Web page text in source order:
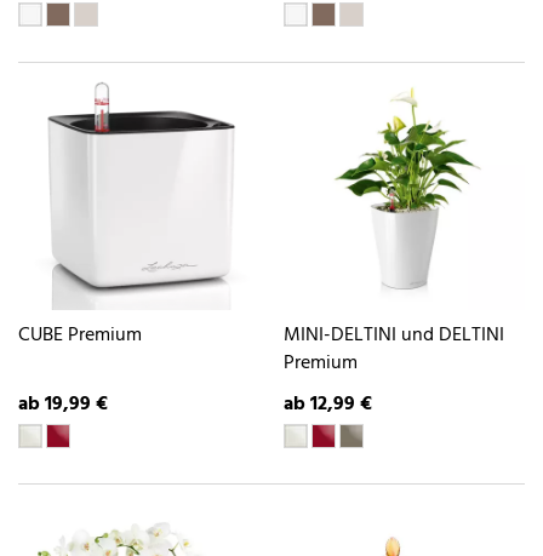
CUBE Premium
ab 19,99 €
MINI-DELTINI und DELTINI
Premium
ab 12,99 €